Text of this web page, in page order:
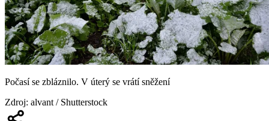
Počasí se zbláznilo. V úterý se vrátí sněžení
Zdroj: alvant / Shutterstock